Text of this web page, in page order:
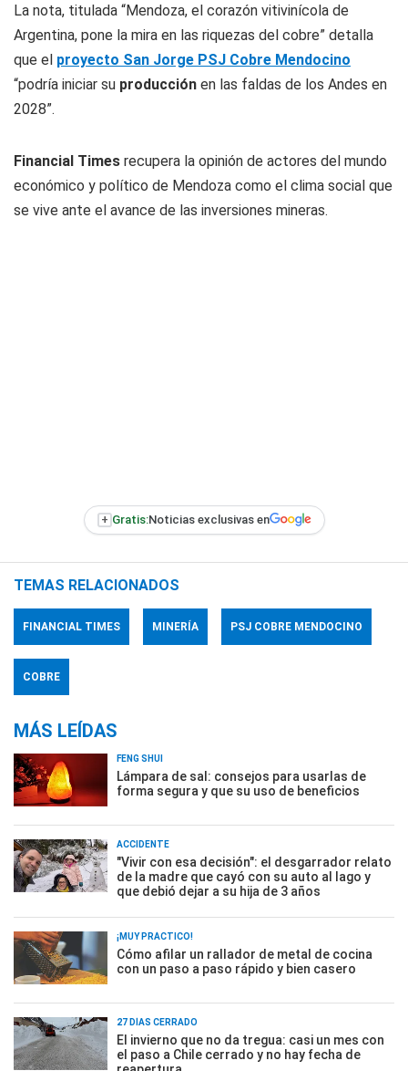
La nota, titulada “Mendoza, el corazón vitivinícola de
Argentina, pone la mira en las riquezas del cobre” detalla
que el proyecto San Jorge PSJ Cobre Mendocino
“podría iniciar su producción en las faldas de los Andes en
2028”.
Financial Times recupera la opinión de actores del mundo
económico y político de Mendoza como el clima social que
se vive ante el avance de las inversiones mineras.
+ Gratis:Noticias exclusivas en
TEMAS RELACIONADOS
FINANCIAL TIMES MINERÍA PSJ COBRE MENDOCINO
COBRE
MÁS LEÍDAS
FENG SHUI
Lámpara de sal: consejos para usarlas de
forma segura y que su uso de beneficios
ACCIDENTE
"Vivir con esa decisión": el desgarrador relato
de la madre que cayó con su auto al lago y
que debió dejar a su hija de 3 años
¡MUY PRÁCTICO!
Cómo afilar un rallador de metal de cocina
con un paso a paso rápido y bien casero
27 DÍAS CERRADO
El invierno que no da tregua: casi un mes con
el paso a Chile cerrado y no hay fecha de